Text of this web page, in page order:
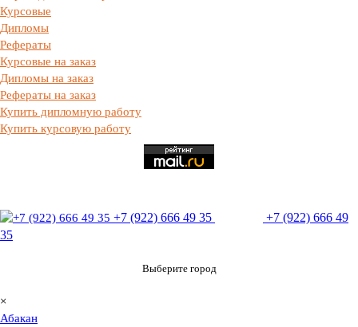
Курсовые
Дипломы
Рефераты
Курсовые на заказ
Дипломы на заказ
Рефераты на заказ
Купить дипломную работу
Купить курсовую работу
+7 (922) 666 49 35
+7 (922) 666 49
35
Выберите город
×
Абакан